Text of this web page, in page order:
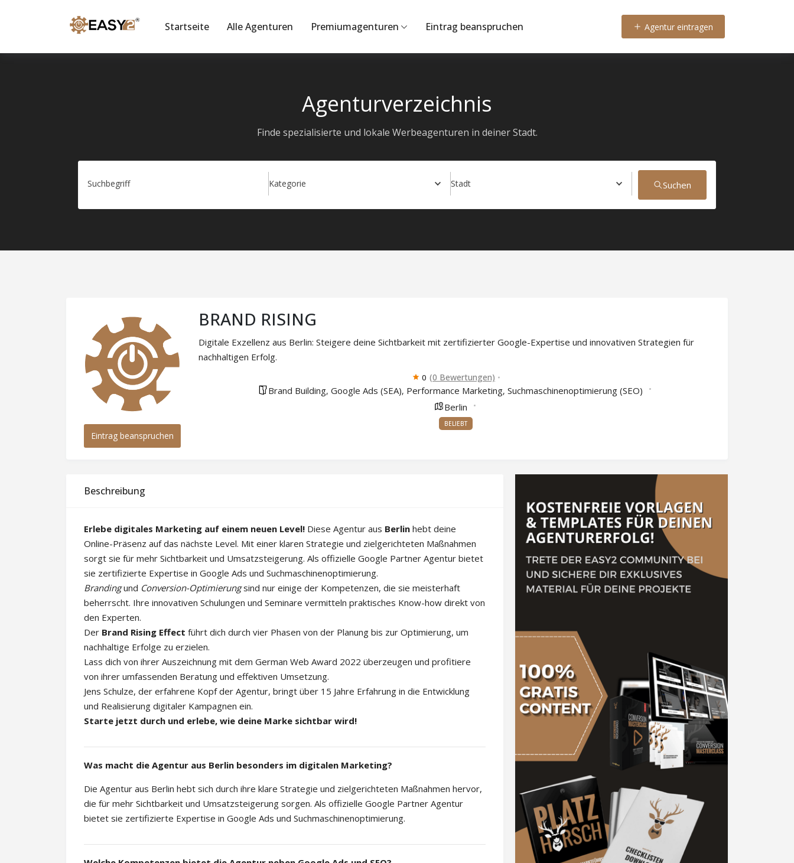
Startseite Alle Agenturen Premiumagenturen Eintrag beanspruchen Agentur eintragen
Agenturverzeichnis
Finde spezialisierte und lokale Werbeagenturen in deiner Stadt.
Suchbegriff Kategorie Stadt Suchen
Eintrag beanspruchen
BRAND RISING
Digitale Exzellenz aus Berlin: Steigere deine Sichtbarkeit mit zertifizierter Google-Expertise und innovativen Strategien für
nachhaltigen Erfolg.
0 (0 Bewertungen)
Brand Building, Google Ads (SEA), Performance Marketing, Suchmaschinenoptimierung (SEO)
Berlin
BELIEBT
Beschreibung
Erlebe digitales Marketing auf einem neuen Level! Diese Agentur aus Berlin hebt deine
Online-Präsenz auf das nächste Level. Mit einer klaren Strategie und zielgerichteten Maßnahmen
sorgt sie für mehr Sichtbarkeit und Umsatzsteigerung. Als offizielle Google Partner Agentur bietet
sie zertifizierte Expertise in Google Ads und Suchmaschinenoptimierung.
Brandingund Conversion-Optimierungsind nur einige der Kompetenzen, die sie meisterhaft
beherrscht. Ihre innovativen Schulungen und Seminare vermitteln praktisches Know-how direkt von
den Experten.
Der Brand Rising Effect führt dich durch vier Phasen von der Planung bis zur Optimierung, um
nachhaltige Erfolge zu erzielen.
Lass dich von ihrer Auszeichnung mit dem German Web Award 2022 überzeugen und profitiere
von ihrer umfassenden Beratung und effektiven Umsetzung.
Jens Schulze, der erfahrene Kopf der Agentur, bringt über 15 Jahre Erfahrung in die Entwicklung
und Realisierung digitaler Kampagnen ein.
Starte jetzt durch und erlebe, wie deine Marke sichtbar wird!
Was macht die Agentur aus Berlin besonders im digitalen Marketing?
Die Agentur aus Berlin hebt sich durch ihre klare Strategie und zielgerichteten Maßnahmen hervor,
die für mehr Sichtbarkeit und Umsatzsteigerung sorgen. Als offizielle Google Partner Agentur
bietet sie zertifizierte Expertise in Google Ads und Suchmaschinenoptimierung.